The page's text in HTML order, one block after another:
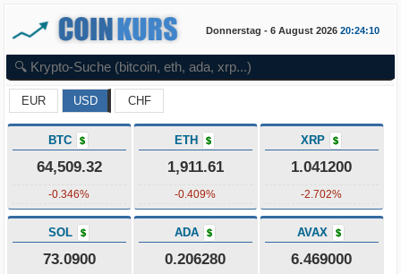
Donnerstag - 6 August 2026 20:24:10
EUR USD CHF
BTC $
64,509.32
-0.346%
ETH $
1,911.61
-0.409%
XRP $
1.041200
-2.702%
SOL $
73.0900
ADA $
0.206280
AVAX $
6.469000